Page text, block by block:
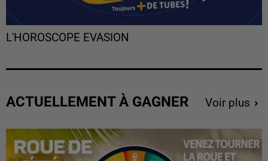
L'HOROSCOPE EVASION
ACTUELLEMENT À GAGNER Voir plus